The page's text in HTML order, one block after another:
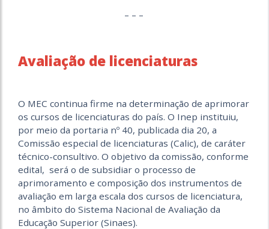
– – –
Avaliação de licenciaturas
O MEC continua firme na determinação de aprimorar
os cursos de licenciaturas do país. O Inep instituiu,
por meio da portaria nº 40, publicada dia 20, a
Comissão especial de licenciaturas (Calic), de caráter
técnico-consultivo. O objetivo da comissão, conforme
edital, será o de subsidiar o processo de
aprimoramento e composição dos instrumentos de
avaliação em larga escala dos cursos de licenciatura,
no âmbito do Sistema Nacional de Avaliação da
Educação Superior (Sinaes).